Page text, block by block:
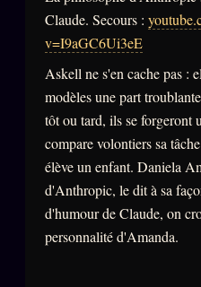
Claude. Secours :
v=I9aGC6Ui3eE
Askell ne s'en cache pas :
modèles une part
tôt ou tard, ils se forgeront
compare volontiers sa
élève un enfant. Daniela
d'Anthropic, le dit à sa
d'humour de Claude, on
personnalité d'Amanda.